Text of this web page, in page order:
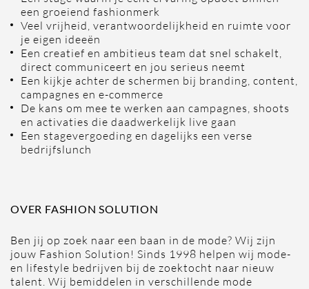
een groeiend fashionmerk
Veel vrijheid, verantwoordelijkheid en ruimte voor
je eigen ideeën
Een creatief en ambitieus team dat snel schakelt,
direct communiceert en jou serieus neemt
Een kijkje achter de schermen bij branding, content,
campagnes en e-commerce
De kans om mee te werken aan campagnes, shoots
en activaties die daadwerkelijk live gaan
Een stagevergoeding en dagelijks een verse
bedrijfslunch
OVER FASHION SOLUTION
Ben jij op zoek naar een baan in de mode? Wij zijn
jouw Fashion Solution! Sinds 1998 helpen wij mode-
en lifestyle bedrijven bij de zoektocht naar nieuw
talent. Wij bemiddelen in verschillende mode